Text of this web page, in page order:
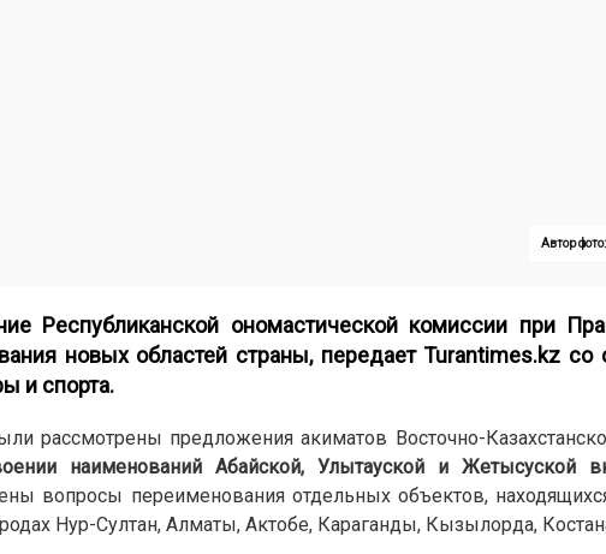
Автор
Республиканской ономастической комиссии при
новых областей страны, передаетTurantimes.kz со
и спорта.
рассмотрены предложения акиматов Восточно-
наименований Абайской, Улытауской и Жетысуской
вопросы переименования отдельных объектов,
Нур-Султан, Алматы, Актобе, Караганды, Кызылорда,